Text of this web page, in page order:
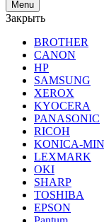
Menu
Закрыть
BROTHER
CANON
HP
SAMSUNG
XEROX
KYOCERA
PANASONIC
RICOH
KONICA-
LEXMARK
OKI
SHARP
TOSHIBA
EPSON